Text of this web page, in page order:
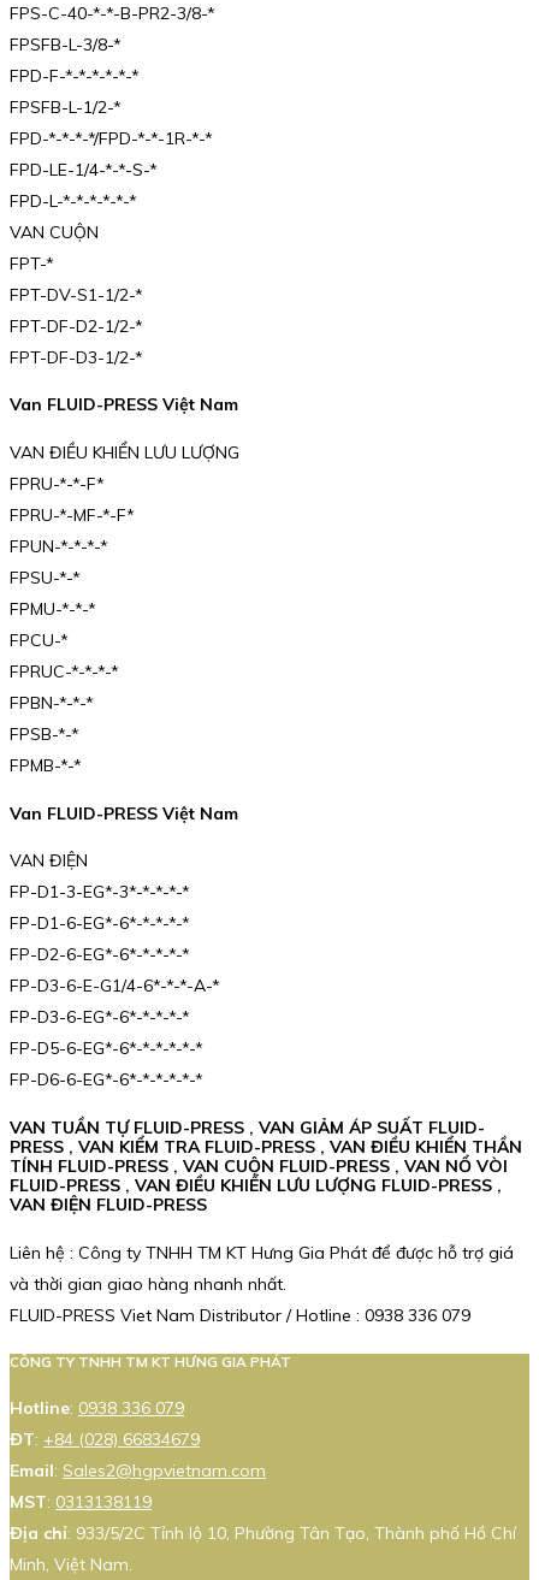
FPS-C-40-*-*-B-PR2-3/8-*
FPSFB-L-3/8-*
FPD-F-*-*-*-*-*-*
FPSFB-L-1/2-*
FPD-*-*-*-*/FPD-*-*-1R-*-*
FPD-LE-1/4-*-*-S-*
FPD-L-*-*-*-*-*-*
VAN CUỘN
FPT-*
FPT-DV-S1-1/2-*
FPT-DF-D2-1/2-*
FPT-DF-D3-1/2-*
Van FLUID-PRESS Việt Nam
VAN ĐIỀU KHIỂN LƯU LƯỢNG
FPRU-*-*-F*
FPRU-*-MF-*-F*
FPUN-*-*-*-*
FPSU-*-*
FPMU-*-*-*
FPCU-*
FPRUC-*-*-*-*
FPBN-*-*-*
FPSB-*-*
FPMB-*-*
Van FLUID-PRESS Việt Nam
VAN ĐIỆN
FP-D1-3-EG*-3*-*-*-*-*
FP-D1-6-EG*-6*-*-*-*-*
FP-D2-6-EG*-6*-*-*-*-*
FP-D3-6-E-G1/4-6*-*-*-A-*
FP-D3-6-EG*-6*-*-*-*-*
FP-D5-6-EG*-6*-*-*-*-*-*
FP-D6-6-EG*-6*-*-*-*-*-*
VAN TUẦN TỰ FLUID-PRESS , VAN GIẢM ÁP SUẤT FLUID-
PRESS , VAN KIỂM TRA FLUID-PRESS , VAN ĐIỀU KHIỂN THẦN
TÍNH FLUID-PRESS , VAN CUỘN FLUID-PRESS , VAN NỔ VÒI
FLUID-PRESS , VAN ĐIỀU KHIỂN LƯU LƯỢNG FLUID-PRESS ,
VAN ĐIỆN FLUID-PRESS
Liên hệ : Công ty TNHH TM KT Hưng Gia Phát để được hỗ trợ giá
và thời gian giao hàng nhanh nhất.
FLUID-PRESS Viet Nam Distributor / Hotline : 0938 336 079
CÔNG TY TNHH TM KT HƯNG GIA PHÁT
Hotline: 0938 336 079
ĐT: +84 (028) 66834679
Email: Sales2@hgpvietnam.com
MST: 0313138119
Địa chỉ: 933/5/2C Tỉnh lộ 10, Phường Tân Tạo, Thành phố Hồ Chí
Minh, Việt Nam.